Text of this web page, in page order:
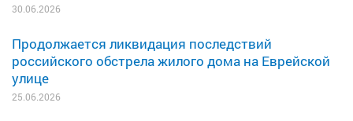
30.06.2026
Продолжается ликвидация последствий
российского обстрела жилого дома на Еврейской
улице
25.06.2026